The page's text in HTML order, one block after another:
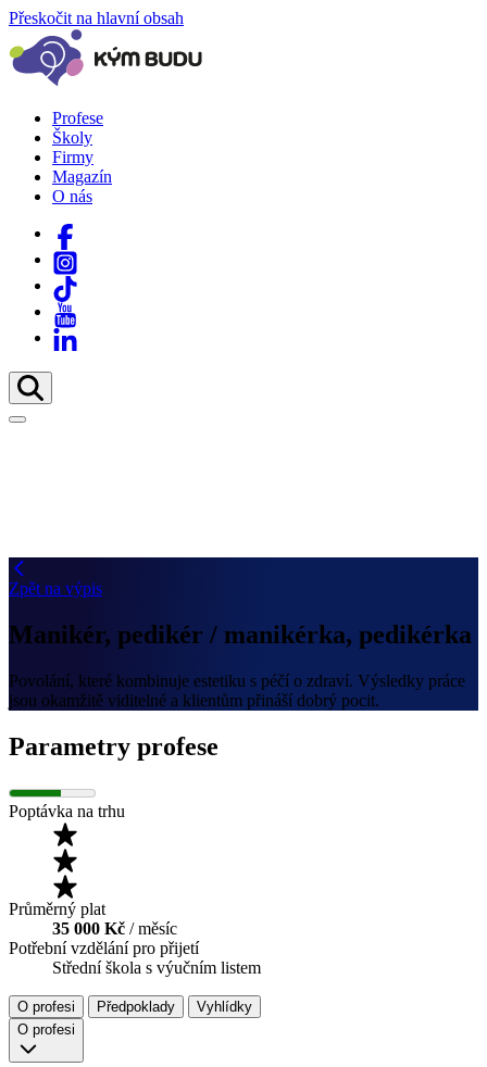
Přeskočit na hlavní obsah
Profese
Školy
Firmy
Magazín
O nás
Zpět na výpis
Manikér, pedikér / manikérka, pedikérka
Povolání, které kombinuje estetiku s péčí o zdraví. Výsledky práce
jsou okamžitě viditelné a klientům přináší dobrý pocit.
Parametry profese
Poptávka na trhu
Průměrný plat
35 000 Kč / měsíc
Potřební vzdělání pro přijetí
Střední škola s výučním listem
O profesi Předpoklady
Vyhlídky
O profesi